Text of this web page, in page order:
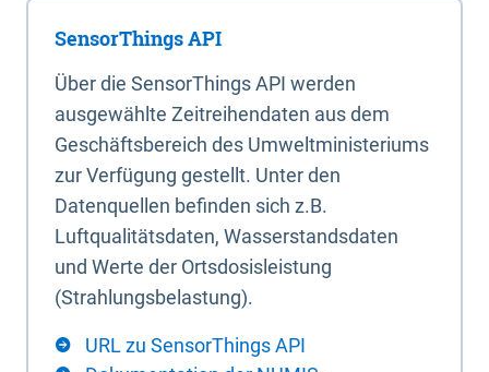
SensorThings API
Über die SensorThings API werden
ausgewählte Zeitreihendaten aus dem
Geschäftsbereich des Umweltministeriums
zur Verfügung gestellt. Unter den
Datenquellen befinden sich z.B.
Luftqualitätsdaten, Wasserstandsdaten
und Werte der Ortsdosisleistung
(Strahlungsbelastung).
URL zu SensorThings API